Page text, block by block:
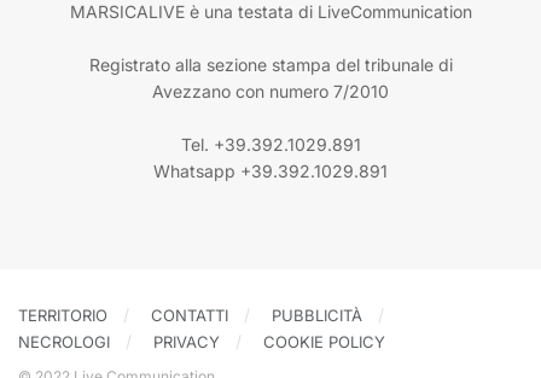
MARSICALIVE è una testata di LiveCommunication
Registrato alla sezione stampa del tribunale di
Avezzano con numero 7/2010
Tel. +39.392.1029.891
Whatsapp +39.392.1029.891
TERRITORIO CONTATTI
PUBBLICITÀ
NECROLOGI
PRIVACY COOKIE POLICY